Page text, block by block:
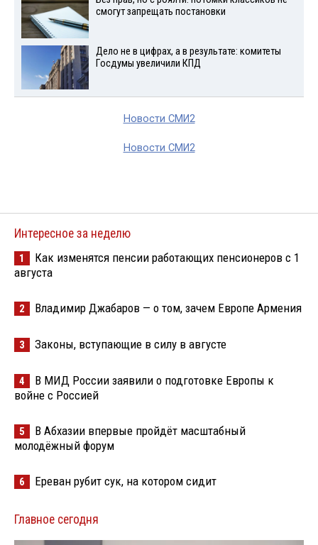
смогут запрещать постановки
Дело не в цифрах, а в результате: комитеты
Госдумы увеличили КПД
Новости СМИ2
Новости СМИ2
Интересное за неделю
1
Как изменятся пенсии работающих пенсионеров с 1
августа
2 Владимир Джабаров — о том, зачем Европе Армения
3 Законы, вступающие в силу в августе
4
В МИД России заявили о подготовке Европы к
войне с Россией
5
В Абхазии впервые пройдёт масштабный
молодёжный форум
6 Ереван рубит сук, на котором сидит
Главное сегодня